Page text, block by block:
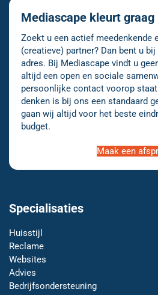
Mediascape kleurt
Zoekt u een actief meedenkende
(creatieve) partner? Dan bent u
adres. Bij Mediascape vindt u
altijd een open en sociale
persoonlijke contact voorop
denken is bij ons een standaard
gaan wij altijd voor het beste
budget.
Maak een
Specialisaties
Huisstijl
Reclame
Websites
Advies
Bedrijfsondersteuning